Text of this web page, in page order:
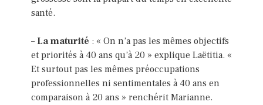
santé.
– La maturité : « On n’a pas les mêmes objectifs
et priorités à 40 ans qu’à 20 » explique Laëtitia. «
Et surtout pas les mêmes préoccupations
professionnelles ni sentimentales à 40 ans en
comparaison à 20 ans » renchérit Marianne.